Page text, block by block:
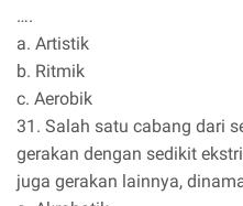
….
a. Artistik
b. Ritmik
c. Aerobik
31. Salah satu cabang dari
gerakan dengan sedikit
juga gerakan lainnya,